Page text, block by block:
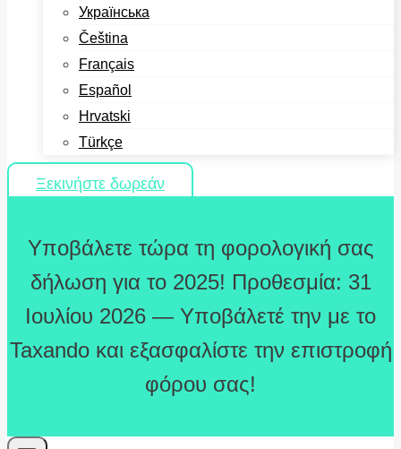
Українська
Čeština
Français
Español
Hrvatski
Türkçe
Ξεκινήστε δωρεάν
Υποβάλετε τώρα τη φορολογική σας
δήλωση για το 2025! Προθεσμία: 31
Ιουλίου 2026 — Υποβάλετέ την με το
Taxando και εξασφαλίστε την επιστροφή
φόρου σας!